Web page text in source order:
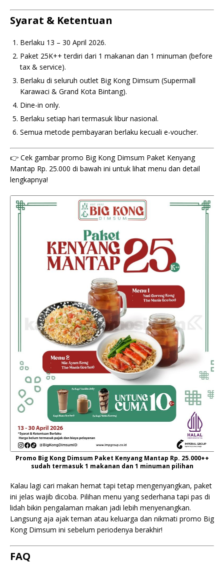
Syarat & Ketentuan
Berlaku 13 – 30 April 2026.
Paket 25K++ terdiri dari 1 makanan dan 1 minuman (before
tax & service).
Berlaku di seluruh outlet Big Kong Dimsum (Supermall
Karawaci & Grand Kota Bintang).
Dine-in only.
Berlaku setiap hari termasuk libur nasional.
Semua metode pembayaran berlaku kecuali e-voucher.
👉 Cek gambar promo Big Kong Dimsum Paket Kenyang
Mantap Rp. 25.000 di bawah ini untuk lihat menu dan detail
lengkapnya!
Promo Big Kong Dimsum Paket Kenyang Mantap Rp. 25.000++
sudah termasuk 1 makanan dan 1 minuman pilihan
Kalau lagi cari makan hemat tapi tetap mengenyangkan, paket
ini jelas wajib dicoba. Pilihan menu yang sederhana tapi pas di
lidah bikin pengalaman makan jadi lebih menyenangkan.
Langsung aja ajak teman atau keluarga dan nikmati promo Big
Kong Dimsum ini sebelum periodenya berakhir!
FAQ